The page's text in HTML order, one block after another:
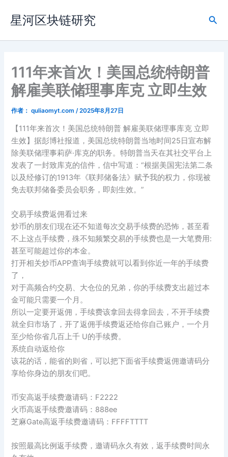
容
星河区块链研究
搜
111年来首次！美国总统特朗普
解雇美联储理事库克 立即生效
作者： quliaomyt.com /2025年8月27日
【111年来首次！美国总统特朗普 解雇美联储理事库克 立即
生效】据彭博社报道，美国总统特朗普当地时间25日宣布解
除美联储理事莉萨·库克的职务。特朗普当天在其社交平台上
发表了一封致库克的信件，信中写道：“根据美国宪法第二条
以及经修订的1913年《联邦储备法》赋予我的权力，你现被
免去联邦储备委员会职务，即刻生效。”
交易手续费返佣看过来
炒币的朋友们现在还不知道每次交易手续费的恐怖，甚至看
不上这点手续费，殊不知频繁交易的手续费也是一大笔费用:
甚至可能超过你的本金。
打开相关炒币APP查询手续费就可以看到你近一年的手续费
了，
对于高频合约交易、大仓位的兄弟，你的手续费支出超过本
金可能只需要一个月。
所以一定要开返佣，手续费该拿回去得拿回去，不开手续费
就全归市场了，开了返佣手续费返还给你自己账户，一个月
至少给你省几百上千 U的手续费。
系统自动返给你
该花的话，能省的则省，可以把下面省手续费返佣邀请码分
享给你身边的朋友们吧。
币安高返手续费邀请码：F2222
火币高返手续费邀请码：888ee
芝麻Gate高返手续费邀请码：FFFFTTTT
按照最高比例返手续费，邀请码永久有效，返手续费时间永